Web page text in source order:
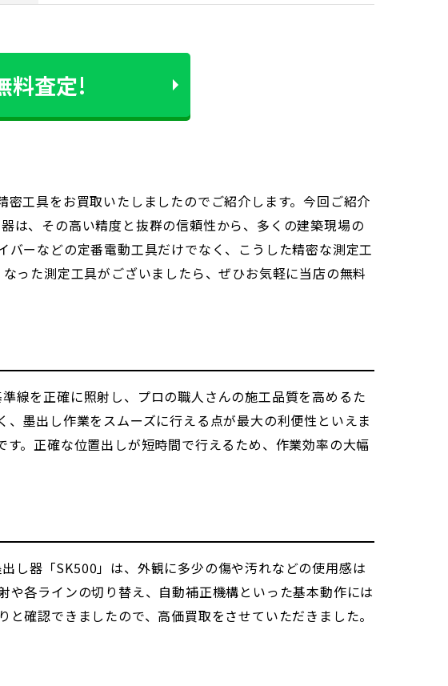
料査定!
工具をお買取いたしましたのでご紹介します。今回ご紹介
は、その高い精度と抜群の信頼性から、多くの建築現場の
ーなどの定番電動工具だけでなく、こうした精密な測定工
った測定工具がございましたら、ぜひお気軽に当店の無料
線を正確に照射し、プロの職人さんの施工品質を高めるた
墨出し作業をスムーズに行える点が最大の利便性といえま
。正確な位置出しが短時間で行えるため、作業効率の大幅
し器「SK500」は、外観に多少の傷や汚れなどの使用感は
各ラインの切り替え、自動補正機構といった基本動作には
確認できましたので、高価買取をさせていただきました。